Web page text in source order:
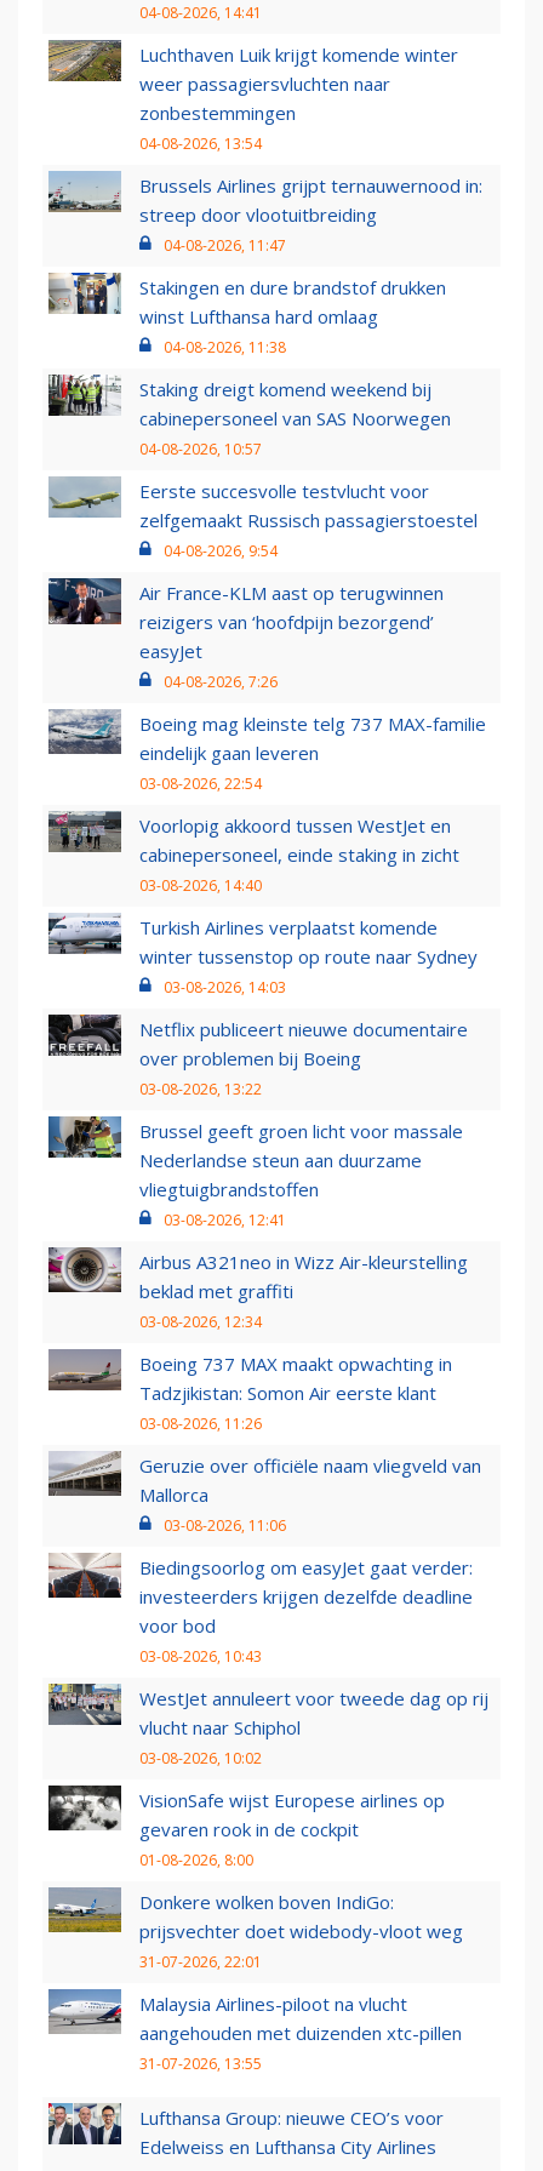
04-08-2026, 14:41
Luchthaven Luik krijgt komende winter
weer passagiersvluchten naar
zonbestemmingen
04-08-2026, 13:54
Brussels Airlines grijpt ternauwernood in:
streep door vlootuitbreiding
04-08-2026, 11:47
Stakingen en dure brandstof drukken
winst Lufthansa hard omlaag
04-08-2026, 11:38
Staking dreigt komend weekend bij
cabinepersoneel van SAS Noorwegen
04-08-2026, 10:57
Eerste succesvolle testvlucht voor
zelfgemaakt Russisch passagierstoestel
04-08-2026, 9:54
Air France-KLM aast op terugwinnen
reizigers van ‘hoofdpijn bezorgend’
easyJet
04-08-2026, 7:26
Boeing mag kleinste telg 737 MAX-familie
eindelijk gaan leveren
03-08-2026, 22:54
Voorlopig akkoord tussen WestJet en
cabinepersoneel, einde staking in zicht
03-08-2026, 14:40
Turkish Airlines verplaatst komende
winter tussenstop op route naar Sydney
03-08-2026, 14:03
Netflix publiceert nieuwe documentaire
over problemen bij Boeing
03-08-2026, 13:22
Brussel geeft groen licht voor massale
Nederlandse steun aan duurzame
vliegtuigbrandstoffen
03-08-2026, 12:41
Airbus A321neo in Wizz Air-kleurstelling
beklad met graffiti
03-08-2026, 12:34
Boeing 737 MAX maakt opwachting in
Tadzjikistan: Somon Air eerste klant
03-08-2026, 11:26
Geruzie over officiële naam vliegveld van
Mallorca
03-08-2026, 11:06
Biedingsoorlog om easyJet gaat verder:
investeerders krijgen dezelfde deadline
voor bod
03-08-2026, 10:43
WestJet annuleert voor tweede dag op rij
vlucht naar Schiphol
03-08-2026, 10:02
VisionSafe wijst Europese airlines op
gevaren rook in de cockpit
01-08-2026, 8:00
Donkere wolken boven IndiGo:
prijsvechter doet widebody-vloot weg
31-07-2026, 22:01
Malaysia Airlines-piloot na vlucht
aangehouden met duizenden xtc-pillen
31-07-2026, 13:55
Lufthansa Group: nieuwe CEO’s voor
Edelweiss en Lufthansa City Airlines